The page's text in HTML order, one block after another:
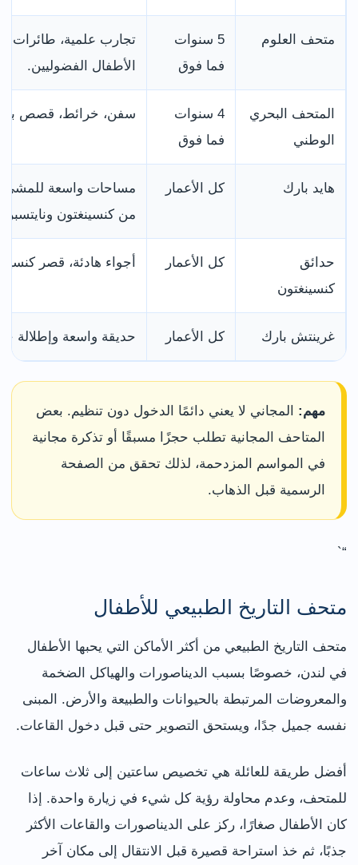
متحف العلوم
5 سنوات
فما فوق
تجارب علمية، طائرات،
الأطفال الفضوليين.
المتحف البحري
الوطني
4 سنوات
فما فوق
سفن، خرائط، قصص
هايد بارك كل الأعمار
مساحات واسعة للمشي
من كنسينغتون
حدائق
كنسينغتون
كل الأعمار أجواء هادئة، قصر
غرينتش بارك كل الأعمار حديقة واسعة وإطلالة
مهم: المجاني لا يعني دائمًا الدخول دون تنظيم. بعض
المتاحف المجانية تطلب حجزًا مسبقًا أو تذكرة مجانية
في المواسم المزدحمة، لذلك تحقق من الصفحة
الرسمية قبل الذهاب.
“`
متحف التاريخ الطبيعي للأطفال
متحف التاريخ الطبيعي من أكثر الأماكن التي يحبها الأطفال
في لندن، خصوصًا بسبب الديناصورات والهياكل الضخمة
والمعروضات المرتبطة بالحيوانات والطبيعة والأرض. المبنى
نفسه جميل جدًا، ويستحق التصوير حتى قبل دخول القاعات.
أفضل طريقة للعائلة هي تخصيص ساعتين إلى ثلاث ساعات
للمتحف، وعدم محاولة رؤية كل شيء في زيارة واحدة. إذا
كان الأطفال صغارًا، ركز على الديناصورات والقاعات الأكثر
جذبًا، ثم خذ استراحة قصيرة قبل الانتقال إلى مكان آخر